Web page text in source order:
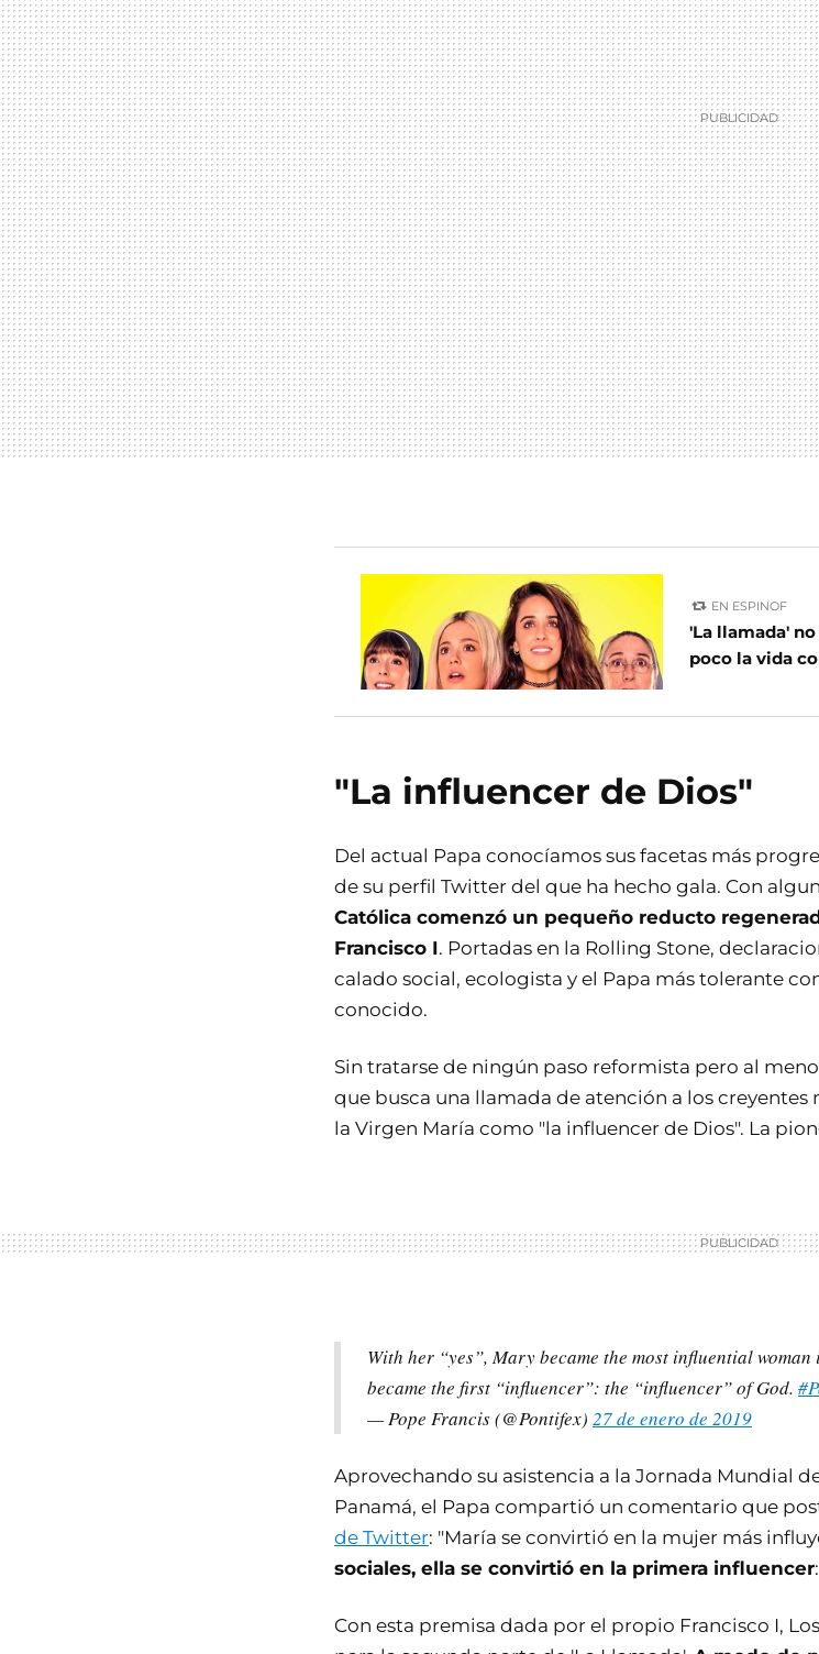
EN ESPINOF
'La llamada'
poco la vida
"La influencer de Dios"
Del actual Papa conocíamos sus facetas más
de su perfil Twitter del que ha hecho gala. Con
Católica comenzó un pequeño reducto
Francisco I. Portadas en la Rolling Stone,
calado social, ecologista y el Papa más tolerante
conocido.
Sin tratarse de ningún paso reformista pero al
que busca una llamada de atención a los creyentes
la Virgen María como "la influencer de Dios". La
With her “yes”, Mary became the most influential
became the first “influencer”: the “influencer” of God.
— Pope Francis (@Pontifex) 27 de enero de 2019
Aprovechando su asistencia a la Jornada Mundial
Panamá, el Papa compartió un comentario que
de Twitter: "María se convirtió en la mujer más
sociales, ella se convirtió en la primera influencer
Con esta premisa dada por el propio Francisco I,